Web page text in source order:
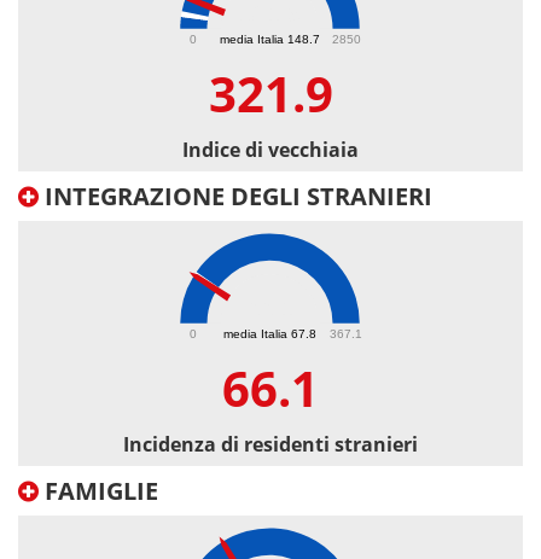
media Italia 148.7
0 2850
321.9
Indice di vecchiaia
INTEGRAZIONE DEGLI STRANIERI
media Italia 67.8
0 367.1
66.1
Incidenza di residenti stranieri
FAMIGLIE